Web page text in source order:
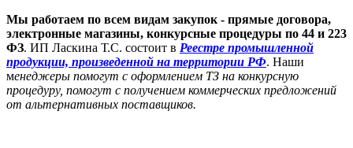
Мы работаем по всем видам закупок - прямые договора,
электронные магазины, конкурсные процедуры по 44 и 223
ФЗ. ИП Ласкина Т.С. состоит в Реестре промышленной
продукции, произведенной на территории РФ. Наши
менеджеры помогут с оформлением ТЗ на конкурсную
процедуру, помогут с получением коммерческих предложений
от альтернативных поставщиков.